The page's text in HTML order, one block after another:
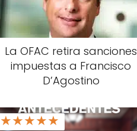
La OFAC retira sanciones
impuestas a Francisco
D’Agostino
★★★★★